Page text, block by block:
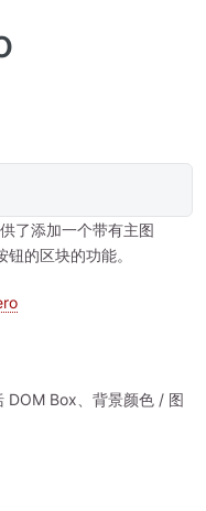
了添加一个带有主图
的区块的功能。
DOM Box、背景颜色 / 图